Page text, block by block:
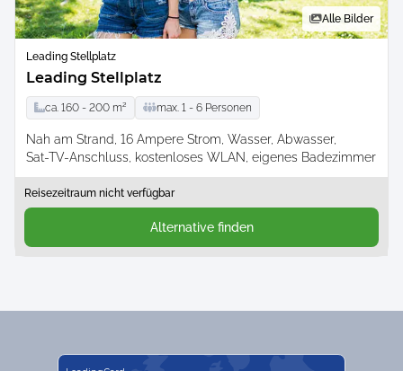
Alle Bilder
Leading Stellplatz
Leading Stellplatz
ca. 160 - 200 m² max. 1 - 6 Personen
Nah am Strand 16 Ampere Strom Wasser Abwasser
Sat-TV-Anschluss kostenloses WLAN eigenes Badezimmer
Reisezeitraum nicht verfügbar
Alternative finden